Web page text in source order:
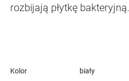
rozbijają płytkę bakteryjną.
Kolor biały